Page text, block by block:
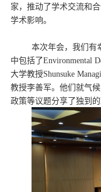
家，推动了学术交流和
学术影响。
本次年会，我们有
中包括了Environmental
大学教授Shunsuke
教授李善军。他们就气
政策等议题分享了独到的